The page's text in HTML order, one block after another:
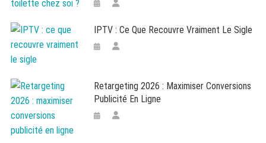
IPTV : Ce Que Recouvre Vraiment Le Sigle
Retargeting 2026 : Maximiser Conversions
Publicité En Ligne